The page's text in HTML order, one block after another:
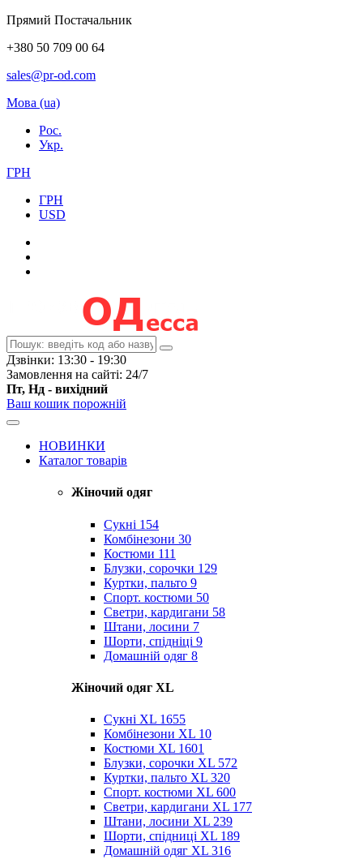
Прямий Постачальник
+380 50 709 00 64
sales@pr-od.com
Мова (ua)
Рос.
Укр.
ГРН
ГРН
USD
Дзвінки: 13:30 - 19:30
Замовлення на сайті: 24/7
Пт, Нд - вихідний
Ваш кошик порожній
НОВИНКИ
Каталог товарів
Жіночий одяг
Сукні 154
Комбінезони 30
Костюми 111
Блузки, сорочки 129
Куртки, пальто 9
Спорт. костюми 50
Светри, кардигани 58
Штани, лосини 7
Шорти, спідніці 9
Домашній одяг 8
Жіночий одяг XL
Cукні XL 1655
Комбінезони XL 10
Костюми XL 1601
Блузки, сорочки XL 572
Куртки, пальто XL 320
Спорт. костюми XL 600
Светри, кардигани XL 177
Штани, лосини XL 239
Шорти, спідниці XL 189
Домашній одяг XL 316